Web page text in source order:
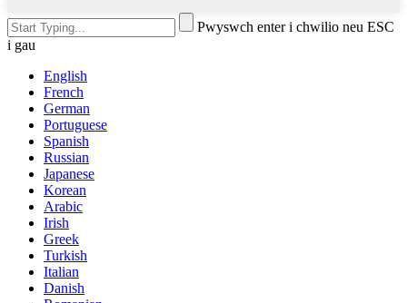
Pwyswch enter i chwilio neu ESC
i gau
English
French
German
Portuguese
Spanish
Russian
Japanese
Korean
Arabic
Irish
Greek
Turkish
Italian
Danish